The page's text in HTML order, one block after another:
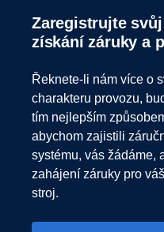
Zaregistrujte svůj pohonný systém pro
získání záruky a
Řeknete-li nám více o
charakteru provozu,
tím nejlepším
abychom zajistili
systému, vás žádáme,
zahájení záruky pro
stroj.